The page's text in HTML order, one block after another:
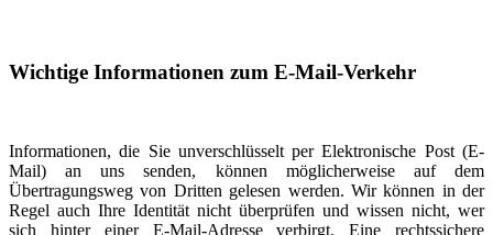
Wichtige Informationen zum E-Mail-Verkehr
Informationen, die Sie unverschlüsselt per Elektronische Post (E-
Mail) an uns senden, können möglicherweise auf dem
Übertragungsweg von Dritten gelesen werden. Wir können in der
Regel auch Ihre Identität nicht überprüfen und wissen nicht, wer
sich hinter einer E-Mail-Adresse verbirgt. Eine rechtssichere